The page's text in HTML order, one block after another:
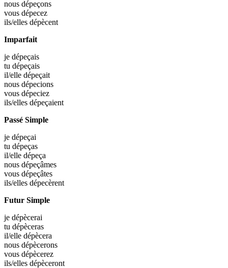
nous dépeçons
vous dépecez
ils/elles dépècent
Imparfait
je dépeçais
tu dépeçais
il/elle dépeçait
nous dépecions
vous dépeciez
ils/elles dépeçaient
Passé Simple
je dépeçai
tu dépeças
il/elle dépeça
nous dépeçâmes
vous dépeçâtes
ils/elles dépecèrent
Futur Simple
je dépècerai
tu dépèceras
il/elle dépècera
nous dépècerons
vous dépècerez
ils/elles dépèceront